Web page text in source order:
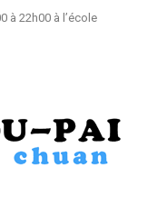
à 22h00 à l’école